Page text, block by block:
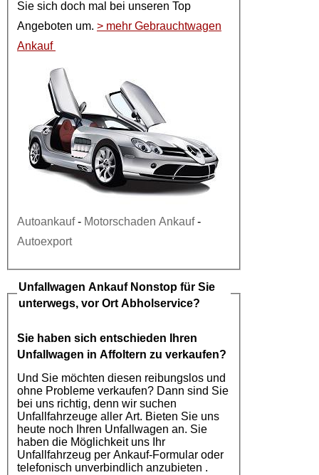
Sie sich doch mal bei unseren Top
Angeboten um. > mehr Gebrauchtwagen
Ankauf
Autoankauf- Motorschaden Ankauf-
Autoexport
Unfallwagen AnkaufNonstop für Sie
unterwegs, vor Ort Abholservice?
Sie haben sich entschieden Ihren
Unfallwagen in Affoltern zu verkaufen?
Und Sie möchten diesen reibungslos und
ohne Probleme verkaufen? Dann sind Sie
bei uns richtig, denn wir suchen
Unfallfahrzeuge aller Art. Bieten Sie uns
heute noch Ihren Unfallwagen an. Sie
haben die Möglichkeit uns Ihr
Unfallfahrzeug per Ankauf-Formular oder
telefonisch unverbindlich anzubieten .